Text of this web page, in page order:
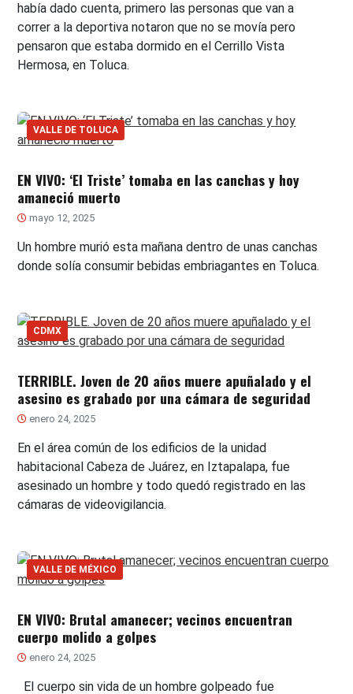
había dado cuenta, primero las personas que van a
correr a la deportiva notaron que no se movía pero
pensaron que estaba dormido en el Cerrillo Vista
Hermosa, en Toluca.
VALLE DE TOLUCA
EN VIVO: ‘El Triste’ tomaba en las canchas y hoy
amaneció muerto
mayo 12, 2025
Un hombre murió esta mañana dentro de unas canchas
donde solía consumir bebidas embriagantes en Toluca.
CDMX
TERRIBLE. Joven de 20 años muere apuñalado y el
asesino es grabado por una cámara de seguridad
enero 24, 2025
En el área común de los edificios de la unidad
habitacional Cabeza de Juárez, en Iztapalapa, fue
asesinado un hombre y todo quedó registrado en las
cámaras de videovigilancia.
VALLE DE MÉXICO
EN VIVO: Brutal amanecer; vecinos encuentran
cuerpo molido a golpes
enero 24, 2025
El cuerpo sin vida de un hombre golpeado fue